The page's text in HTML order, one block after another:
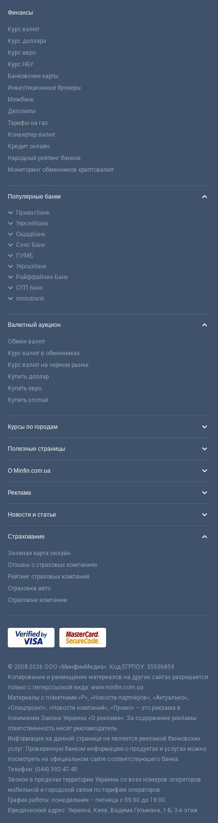
Финансы
Курс валют
Курс доллара
Курс евро
Курс НБУ
Банковские карты
Инвестиционные брокеры
Межбанк
Депозиты
Тарифы на газ
Конвертер валют
Кредит онлайн
Народный рейтинг банков
Мониторинг обменников криптовалют
Популярные банки
Приватбанк
Укрсиббанк
Ощадбанк
Сенс Банк
ПУМБ
Укргазбанк
Райффайзен Банк
ОТП банк
monobank
Валютный аукцион
Обмен валют
Курс валют в обменниках
Курс валют на черном рынке
Купить доллар
Купить евро
Купить злотый
Курсы по городам
Полезные страницы
О Minfin.com.ua
Реклама
Новости и статьи
Страхование
Зеленая карта онлайн
Отзывы о страховых компаниях
Рейтинг страховых компаний
Страховка авто
Страховые компании
© 2008-2026 ООО «МинфинМедиа». Код ЕГРПОУ: 35506859
Копирование и размещение материалов на других сайтах разрешается
только с гиперссылкой вида: www.minfin.com.ua
Материалы с пометками «Р», «Новости партнёров», «Актуально»,
«Спецпроект», «Новости компаний», «Промо» – это реклама в
понимании Закона Украины «О рекламе». За содержание рекламы
ответственность несёт рекламодатель.
Информация на данной странице не является рекламой банковских
услуг. Проверенную банком информацию о продуктах и услугах можно
посмотреть на официальном сайте соответствующего банка.
Телефон: (044) 392-47-40
Звонок в пределах территории Украины со всех номеров операторов
мобильной и городской связи по тарифам операторов
График работы: понедельник – пятница с 09:00 до 18:00
Юридический адрес: Украина, Киев, Вадима Гетьмана, 1-Б, 3-й этаж